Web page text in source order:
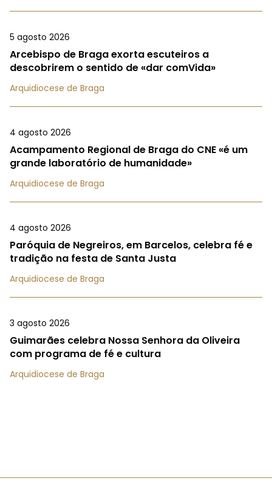
5 agosto 2026
Arcebispo de Braga exorta escuteiros a
descobrirem o sentido de «dar comVida»
Arquidiocese de Braga
4 agosto 2026
Acampamento Regional de Braga do CNE «é um
grande laboratório de humanidade»
Arquidiocese de Braga
4 agosto 2026
Paróquia de Negreiros, em Barcelos, celebra fé e
tradição na festa de Santa Justa
Arquidiocese de Braga
3 agosto 2026
Guimarães celebra Nossa Senhora da Oliveira
com programa de fé e cultura
Arquidiocese de Braga